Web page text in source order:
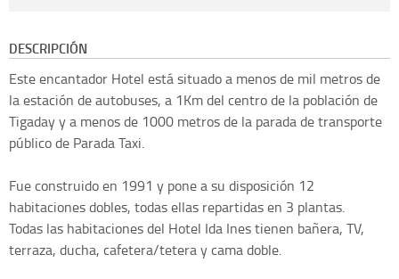
DESCRIPCIÓN
Este encantador Hotel está situado a menos de mil metros de
la estación de autobuses, a 1Km del centro de la población de
Tigaday y a menos de 1000 metros de la parada de transporte
público de Parada Taxi.
Fue construido en 1991 y pone a su disposición 12
habitaciones dobles, todas ellas repartidas en 3 plantas.
Todas las habitaciones del Hotel Ida Ines tienen bañera, TV,
terraza, ducha, cafetera/tetera y cama doble.